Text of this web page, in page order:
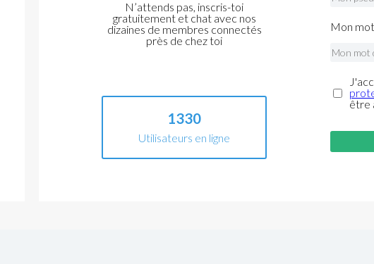
N’attends pas, inscris-toi
gratuitement et chat avec nos
dizaines de membres connectés
près de chez toi
1330
Utilisateurs en ligne
Mon
être